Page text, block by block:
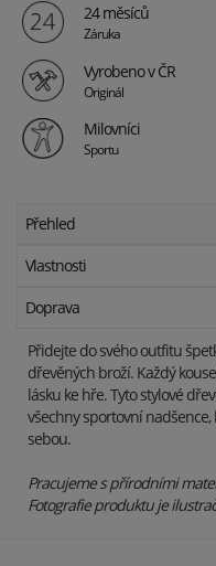
24 měsíců
Záruka
Vyrobeno v ČR
Originál
Milovníci
Sportu
Přehled
Vlastnosti
Doprava
Přidejte do svého outfitu
dřevěných broží. Každý
lásku ke hře. Tyto stylové
všechny sportovní
sebou.
Pracujeme s přírodními
Fotografie produktu je